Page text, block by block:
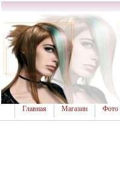
Главная Магазин Фото